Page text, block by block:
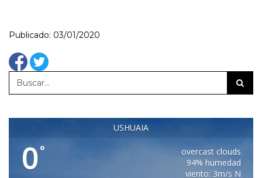
Publicado: 03/01/2020
USHUAIA
0°
overcast clouds
94% humedad
viento: 3m/s N